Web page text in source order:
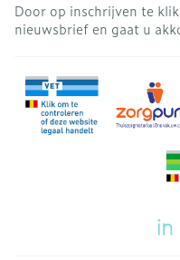
Door op inschrijven te
nieuwsbrief en gaat u